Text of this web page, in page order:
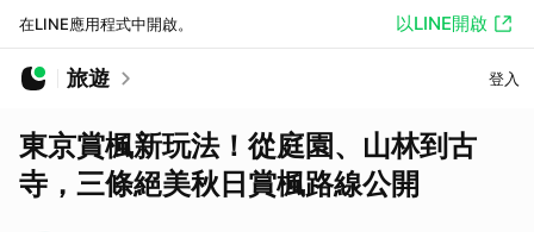
在LINE應用程式中開啟。 以LINE開啟
旅遊 登入
東京賞楓新玩法！從庭園、山林到古
寺，三條絕美秋日賞楓路線公開